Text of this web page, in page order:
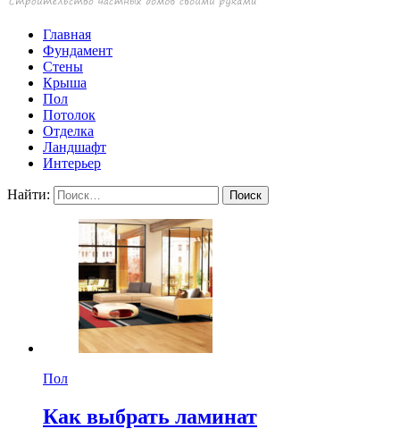
Информационный
портал о ремонте
и строительстве
Главная
Фундамент
Стены
Крыша
Пол
Потолок
Отделка
Ландшафт
Интерьер
Найти:
Пол
Как выбрать ламинат